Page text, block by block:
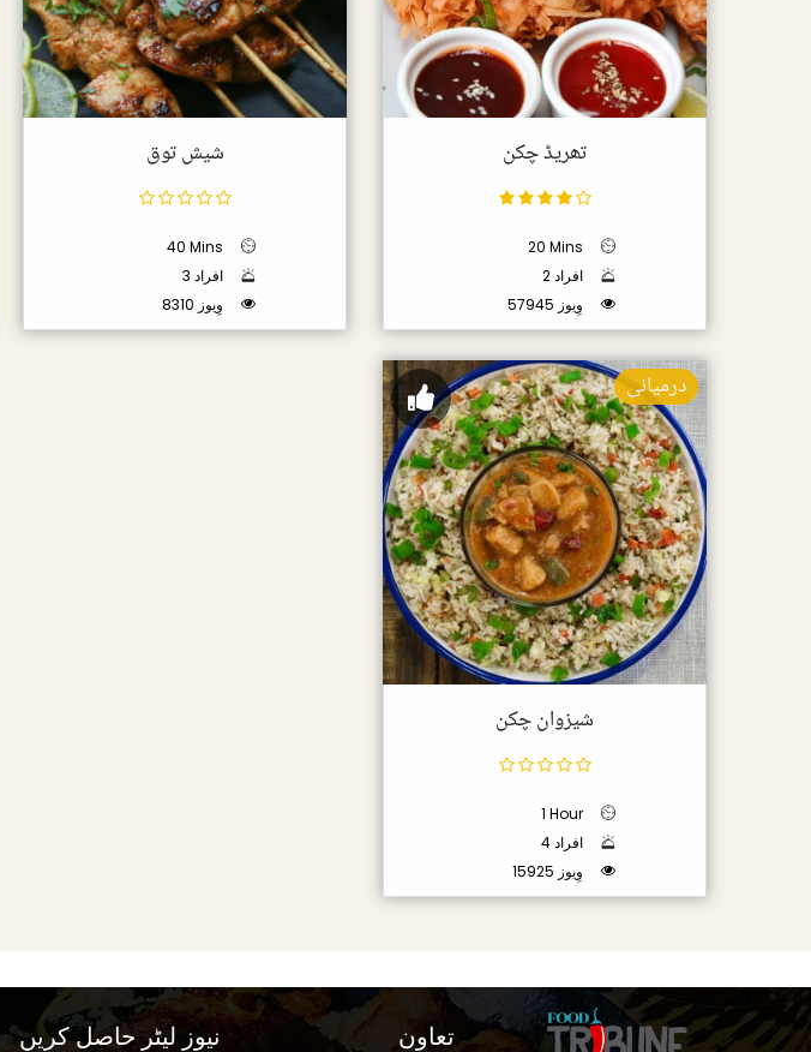
تھریڈ چکن
20 Mins
2 افراد
57945 وِیوز
شیش توق
40 Mins
3 افراد
8310 وِیوز
درمیانی
شیزوان چکن
1 Hour
4 افراد
15925 وِیوز
تعاون نیوز لیٹر حاصل کریں